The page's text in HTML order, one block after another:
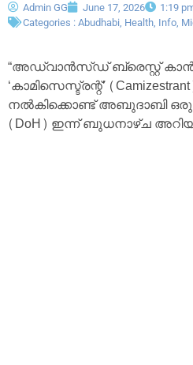
Admin GG June 17, 2026 1:19
Categories : Abudhabi Health Info
“അഡ്വാൻസ്ഡ് ബ്രെസ്റ്റ്
‘കാമിസെസ്ട്രന്റ്’
നൽകിക്കൊണ്ട് അബുദാബി
(DoH) ഇന്ന് ബുധനാഴ്ച